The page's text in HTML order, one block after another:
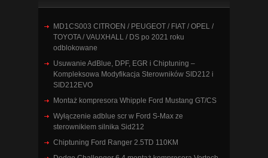
MD1CS003 CITROEN / PEUGEOT / FIAT / OPEL /
TOYOTA / VAUXHALL / DS po 2021 roku
odblokowane
Usuwanie AdBlue, DPF, EGR i Chiptuning –
Kompleksowa Modyfikacja Sterowników SID212 i
SID212EVO
Montaż kompresora Whipple Ford Mustang GT/CS
Wyłączenie adblue scr w Ford S-Max ze
sterownikiem silnika Sid212
Chiptuning Ford Ranger 2.5TD 110KM